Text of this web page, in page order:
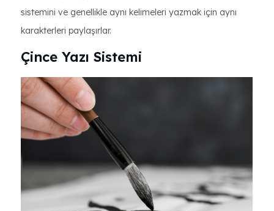
sistemini ve genellikle aynı kelimeleri yazmak için aynı
karakterleri paylaşırlar.
Çince Yazı Sistemi